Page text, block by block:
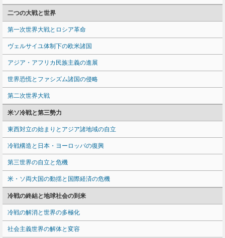
二つの大戦と世界
第一次世界大戦とロシア革命
ヴェルサイユ体制下の欧米諸国
アジア・アフリカ民族主義の進展
世界恐慌とファシズム諸国の侵略
第二次世界大戦
米ソ冷戦と第三勢力
東西対立の始まりとアジア諸地域の自立
冷戦構造と日本・ヨーロッパの復興
第三世界の自立と危機
米・ソ両大国の動揺と国際経済の危機
冷戦の終結と地球社会の到来
冷戦の解消と世界の多極化
社会主義世界の解体と変容